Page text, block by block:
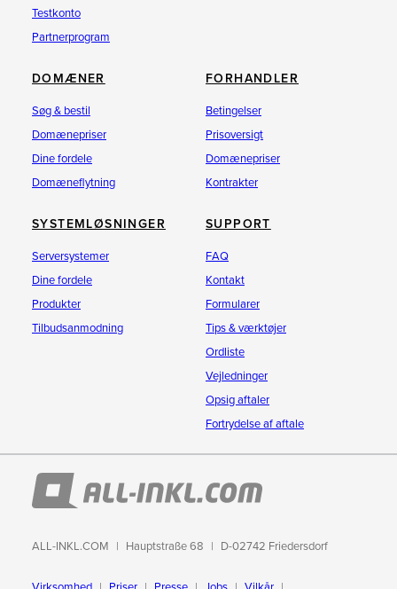
Testkonto
Partnerprogram
DOMÆNER
Søg & bestil
Domænepriser
Dine fordele
Domæneflytning
FORHANDLER
Betingelser
Prisoversigt
Domænepriser
Kontrakter
SYSTEMLØSNINGER
Serversystemer
Dine fordele
Produkter
Tilbudsanmodning
SUPPORT
FAQ
Kontakt
Formularer
Tips & værktøjer
Ordliste
Vejledninger
Opsig aftaler
Fortrydelse af aftale
ALL-INKL.COM Hauptstraße 68 D-02742 Friedersdorf